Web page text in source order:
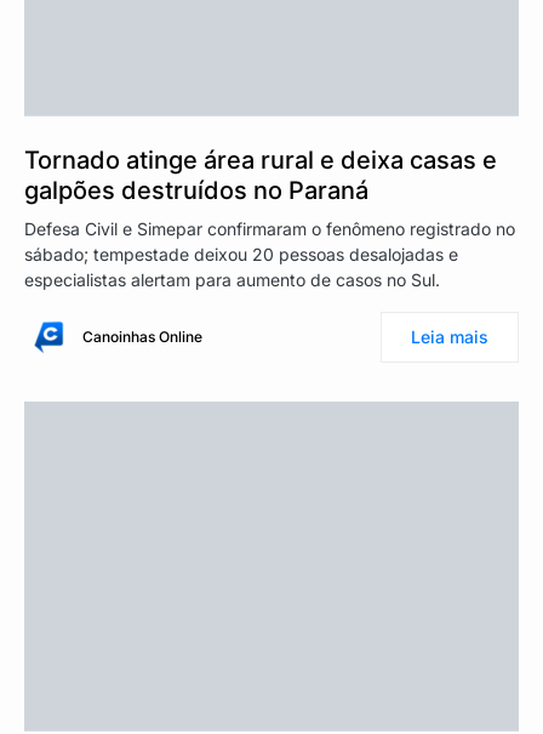
Tornado atinge área rural e deixa casas e
galpões destruídos no Paraná
Defesa Civil e Simepar confirmaram o fenômeno registrado no
sábado; tempestade deixou 20 pessoas desalojadas e
especialistas alertam para aumento de casos no Sul.
Canoinhas Online Leia mais